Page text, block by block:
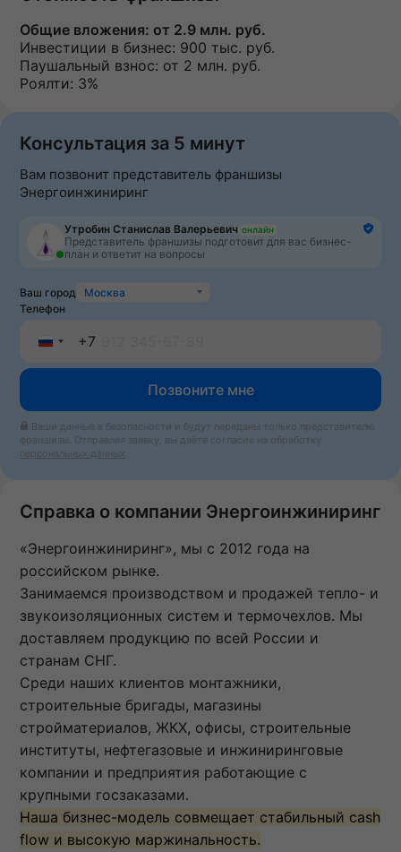
Общие вложения: от 2.9 млн. руб.
Инвестиции в бизнес: 900 тыс. руб.
Паушальный взнос: от 2 млн. руб.
Роялти: 3%
Консультация за 5 минут
Вам позвонит представитель франшизы
Энергоинжиниринг
Утробин Станислав Валерьевич онлайн
Представитель франшизы подготовит для вас бизнес-
план и ответит на вопросы
Ваш город
Москва
Телефон
+7
Позвоните мне
Ваши данные в безопасности и будут переданы только представителю
франшизы. Отправляя заявку, вы даёте согласие на обработку
персональных данных
Справка о компании Энергоинжиниринг
«Энергоинжиниринг», мы с 2012 года на
российском рынке.
Занимаемся производством и продажей тепло- и
звукоизоляционных систем и термочехлов. Мы
доставляем продукцию по всей России и
странам СНГ.
Среди наших клиентов монтажники,
строительные бригады, магазины
стройматериалов, ЖКХ, офисы, строительные
институты, нефтегазовые и инжиниринговые
компании и предприятия работающие с
крупными госзаказами.
Наша бизнес-модель совмещает стабильный cash
flow и высокую маржинальность.